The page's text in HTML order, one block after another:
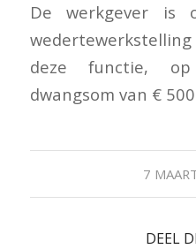
De werkgever is
deze functie,
dwangsom van €
7 /
DEEL